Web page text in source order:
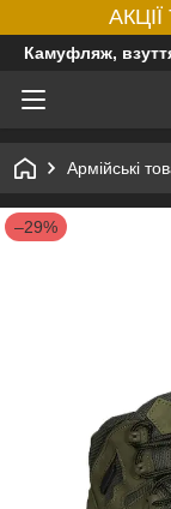
Камуфляж,
Армійські
–29%